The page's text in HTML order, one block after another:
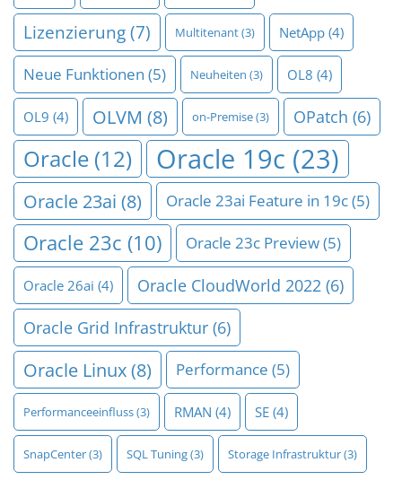
Lizenzierung(7) Multitenant(3) NetApp (4)
Neue Funktionen (5) Neuheiten (3) OL8 (4)
OL9 (4) OLVM (8) on-Premise(3) OPatch (6)
Oracle (12) Oracle 19c (23)
Oracle 23ai (8) Oracle 23ai Feature in 19c(5)
Oracle 23c (10) Oracle 23c Preview(5)
Oracle 26ai (4) Oracle CloudWorld 2022 (6)
Oracle Grid Infrastruktur (6)
Oracle Linux(8) Performance (5)
Performanceeinfluss(3) RMAN (4) SE (4)
SnapCenter(3) SQL Tuning(3) Storage Infrastruktur(3)